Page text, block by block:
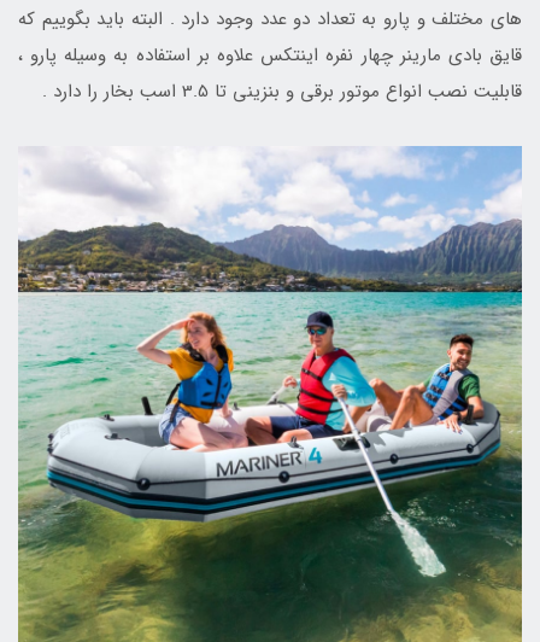
های مختلف و پارو به تعداد دو عدد وجود دارد . البته باید بگوییم که
قایق بادی مارینر چهار نفره اینتکس علاوه بر استفاده به وسیله پارو ،
قابلیت نصب انواع موتور برقی و بنزینی تا 3.5 اسب بخار را دارد .